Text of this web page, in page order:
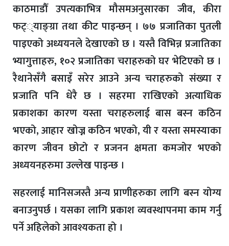
काठमाडौँ उपत्यकाभित्र मौसमअनुसारका जीव, कीरा
फट््याङ्ग्रा तथा कीट पाइन्छन् । ७७ प्रजातिका पुतली
पाइएको अध्ययनले देखाएको छ । यस्तै विभिन्न प्रजातिका
भ्यागुत्ताहरु, १०२ प्रजातिका चराहरुको घर भेटिएको छ ।
रैथानेसँगै बसाइँ सरेर आउने अन्य चराहरुको संख्या र
प्रजाति पनि धेरै छ । सहरमा राखिएको अत्याधिक
प्रकाशका कारण यस्ता चराहरुलाई बास बस्न कठिन
भएको, आहार खोज्न कठिन भएको, यी र यस्ता समस्याका
कारण जीवन छोटो र प्रजनन क्षमता कमजोर भएको
अध्ययनहरुमा उल्लेख पाइन्छ ।
सहरलाई मानिसजस्तै अन्य प्राणीहरुका लागि बस्न योग्य
बनाउनुपर्छ । यसका लागि प्रकाश व्यवस्थापनमा काम गर्नु
पर्ने अहिलेको आवश्यकता हो ।